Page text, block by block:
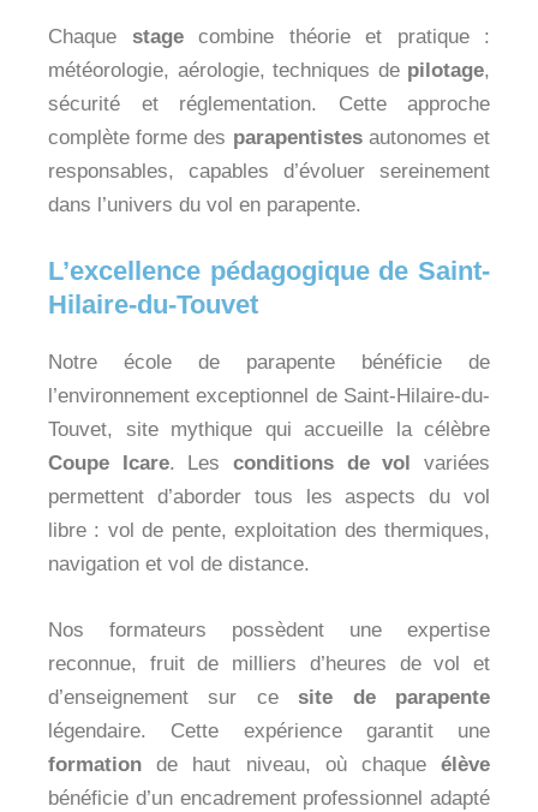
Chaque stagecombine théorie et pratique :
météorologie, aérologie, techniques de pilotage,
sécurité et réglementation. Cette approche
complète forme des parapentistesautonomes et
responsables, capables d’évoluer sereinement
dans l’univers du vol en parapente.
L’excellence pédagogique de Saint-
Hilaire-du-Touvet
Notre école de parapente bénéficie de
l’environnement exceptionnel de Saint-Hilaire-du-
Touvet, site mythique qui accueille la célèbre
Coupe Icare. Les conditions de vol
variées
permettent d’aborder tous les aspects du vol
libre : vol de pente, exploitation des thermiques,
navigation et vol de distance.
Nos formateurs possèdent une expertise
reconnue, fruit de milliers d’heures de vol et
d’enseignement sur cesite de parapente
légendaire. Cette expérience garantit une
formation de haut niveau, où chaqueélève
bénéficie d’un encadrement professionnel adapté